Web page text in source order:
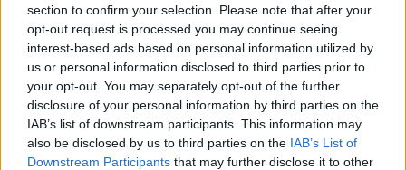
section to confirm your selection. Please note that after your
opt-out request is processed you may continue seeing
interest-based ads based on personal information utilized by
us or personal information disclosed to third parties prior to
your opt-out. You may separately opt-out of the further
disclosure of your personal information by third parties on the
IAB’s list of downstream participants. This information may
also be disclosed by us to third parties on the IAB’s List of
Downstream Participants that may further disclose it to other